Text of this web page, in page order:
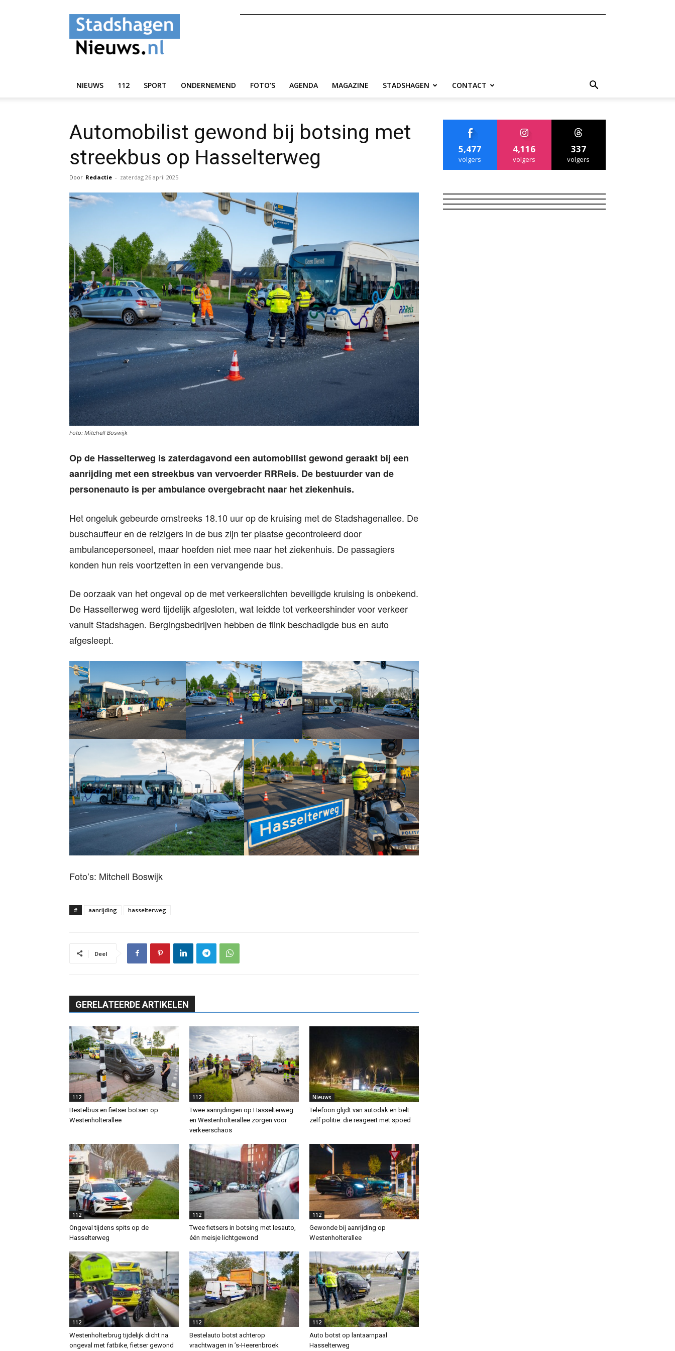
StadshagenNieuws.nl
NIEUWS 112 SPORT ONDERNEMEND FOTO’S AGENDA MAGAZINE STADSHAGEN CONTACT
Automobilist gewond bij botsing met
streekbus op Hasselterweg
Door Redactie - zaterdag 26 april 2025
Foto: Mitchell Boswijk
Op de Hasselterweg is zaterdagavond een automobilist gewond geraakt bij een
aanrijding met een streekbus van vervoerder RRReis. De bestuurder van de
personenauto is per ambulance overgebracht naar het ziekenhuis.
Het ongeluk gebeurde omstreeks 18.10 uur op de kruising met de Stadshagenallee. De
buschauffeur en de reizigers in de bus zijn ter plaatse gecontroleerd door
ambulancepersoneel, maar hoefden niet mee naar het ziekenhuis. De passagiers
konden hun reis voortzetten in een vervangende bus.
De oorzaak van het ongeval op de met verkeerslichten beveiligde kruising is onbekend.
De Hasselterweg werd tijdelijk afgesloten, wat leidde tot verkeershinder voor verkeer
vanuit Stadshagen. Bergingsbedrijven hebben de flink beschadigde bus en auto
afgesleept.
Foto’s: Mitchell Boswijk
# aanrijding hasselterweg
Deel
GERELATEERDE ARTIKELEN
112
Bestelbus en fietser botsen op
Westenholterallee
112
Twee aanrijdingen op Hasselterweg
en Westenholterallee zorgen voor
verkeerschaos
Nieuws
Telefoon glijdt van autodak en belt
zelf politie: die reageert met spoed
112
Ongeval tijdens spits op de
Hasselterweg
112
Twee fietsers in botsing met lesauto,
één meisje lichtgewond
112
Gewonde bij aanrijding op
Westenholterallee
112
Westenholterbrug tijdelijk dicht na
ongeval met fatbike, fietser gewond
112
Bestelauto botst achterop
vrachtwagen in ’s-Heerenbroek
112
Auto botst op lantaarnpaal
Hasselterweg
5,477
volgers
4,116
volgers
337
volgers